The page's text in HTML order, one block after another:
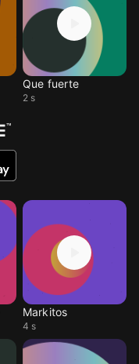
Que fuerte
2 s
Markitos
4 s